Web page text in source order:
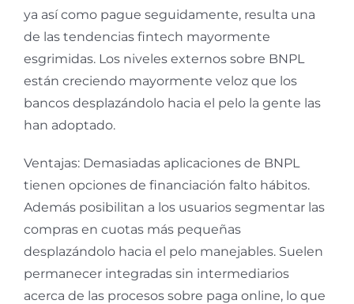
ya así­ como pague seguidamente, resulta una
de las tendencias fintech mayormente
esgrimidas. Los niveles externos sobre BNPL
están creciendo mayormente veloz que los
bancos desplazándolo hacia el pelo la gente las
han adoptado.
Ventajas: Demasiadas aplicaciones de BNPL
tienen opciones de financiación falto hábitos.
Además posibilitan a los usuarios segmentar las
compras en cuotas más pequeñas
desplazándolo hacia el pelo manejables. Suelen
permanecer integradas sin intermediarios
acerca de las procesos sobre paga online, lo que